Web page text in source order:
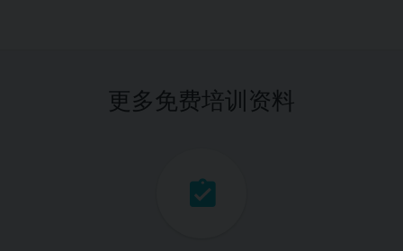
更多免费培训资料